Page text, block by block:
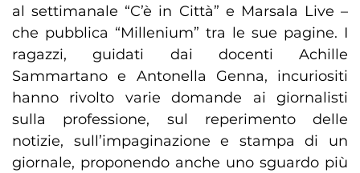
al settimanale “C’è in Città” e Marsala Live –
che pubblica “Millenium” tra le sue pagine. I
ragazzi, guidati dai docenti Achille
Sammartano e Antonella Genna, incuriositi
hanno rivolto varie domande ai giornalisti
sulla professione, sul reperimento delle
notizie, sull’impaginazione e stampa di un
giornale, proponendo anche uno sguardo più